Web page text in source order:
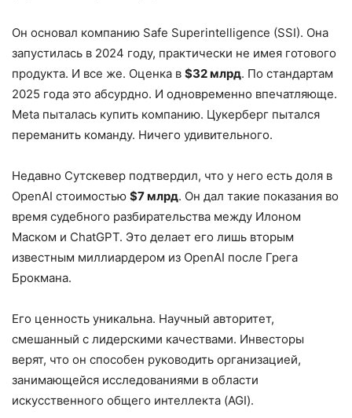
Он основал компанию Safe Superintelligence (SSI). Она
запустилась в 2024 году, практически не имея готового
продукта. И все же. Оценка в $32 млрд. По стандартам
2025 года это абсурдно. И одновременно впечатляюще.
Meta пыталась купить компанию. Цукерберг пытался
переманить команду. Ничего удивительного.
Недавно Сутскевер подтвердил, что у него есть доля в
OpenAI стоимостью $7 млрд. Он дал такие показания во
время судебного разбирательства между Илоном
Маском и ChatGPT. Это делает его лишь вторым
известным миллиардером из OpenAI после Грега
Брокмана.
Его ценность уникальна. Научный авторитет,
смешанный с лидерскими качествами. Инвесторы
верят, что он способен руководить организацией,
занимающейся исследованиями в области
искусственного общего интеллекта (AGI).